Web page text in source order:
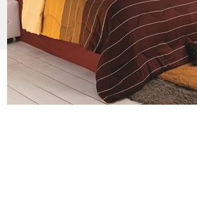
©2026 - casapratica.net - p.iva